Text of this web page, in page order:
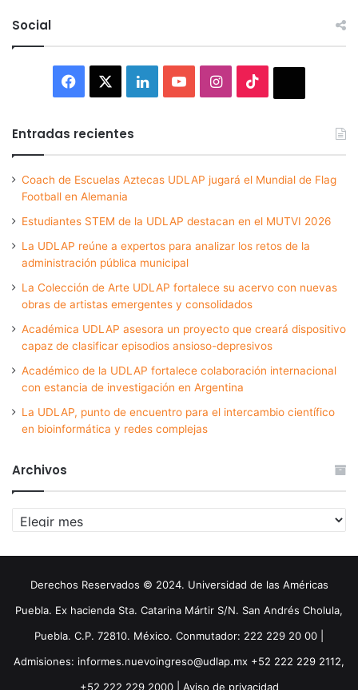
Social
Facebook LinkedInYouTubeInstagram
Entradas recientes
Coach de Escuelas Aztecas UDLAP jugará el Mundial de Flag
Football en Alemania
Estudiantes STEM de la UDLAP destacan en el MUTVI 2026
La UDLAP reúne a expertos para analizar los retos de la
administración pública municipal
La Colección de Arte UDLAP fortalece su acervo con nuevas
obras de artistas emergentes y consolidados
Académica UDLAP asesora un proyecto que creará dispositivo
capaz de clasificar episodios ansioso-depresivos
Académico de la UDLAP fortalece colaboración internacional
con estancia de investigación en Argentina
La UDLAP, punto de encuentro para el intercambio científico
en bioinformática y redes complejas
Archivos
Archivos
Derechos Reservados © 2024. Universidad de las Américas
Puebla. Ex hacienda Sta. Catarina Mártir S/N. San Andrés Cholula,
Puebla. C.P. 72810. México. Conmutador: 222 229 20 00 |
Admisiones: informes.nuevoingreso@udlap.mx +52 222 229 2112,
+52 222 229 2000 | Aviso de privacidad